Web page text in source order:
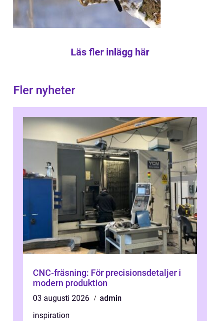
Läs fler inlägg här
Fler nyheter
CNC-fräsning: För precisionsdetaljer i
modern produktion
03 augusti 2026
admin
inspiration